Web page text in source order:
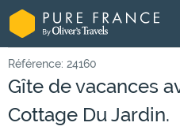
Référence: 24160
Gîte de vacances
Cottage Du Jardin.